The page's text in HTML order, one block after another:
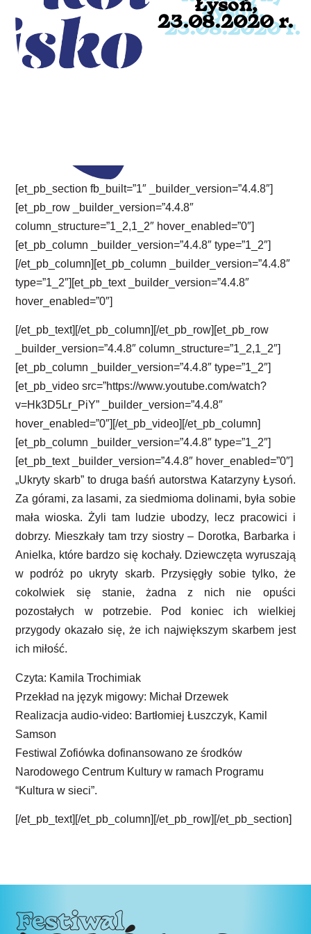
Łysoń,
23.08.2020 r.
[et_pb_section fb_built=”1″ _builder_version=”4.4.8″]
[et_pb_row _builder_version=”4.4.8″
column_structure=”1_2,1_2″ hover_enabled=”0″]
[et_pb_column _builder_version=”4.4.8″ type=”1_2″]
[/et_pb_column][et_pb_column _builder_version=”4.4.8″
type=”1_2″][et_pb_text _builder_version=”4.4.8″
hover_enabled=”0″]
[/et_pb_text][/et_pb_column][/et_pb_row][et_pb_row
_builder_version=”4.4.8″ column_structure=”1_2,1_2″]
[et_pb_column _builder_version=”4.4.8″ type=”1_2″]
[et_pb_video src=”https://www.youtube.com/watch?
v=Hk3D5Lr_PiY” _builder_version=”4.4.8″
hover_enabled=”0″][/et_pb_video][/et_pb_column]
[et_pb_column _builder_version=”4.4.8″ type=”1_2″]
[et_pb_text _builder_version=”4.4.8″ hover_enabled=”0″]
„Ukryty skarb” to druga baśń autorstwa Katarzyny Łysoń.
Za górami, za lasami, za siedmioma dolinami, była sobie
mała wioska. Żyli tam ludzie ubodzy, lecz pracowici i
dobrzy. Mieszkały tam trzy siostry – Dorotka, Barbarka i
Anielka, które bardzo się kochały. Dziewczęta wyruszają
w podróż po ukryty skarb. Przysięgły sobie tylko, że
cokolwiek się stanie, żadna z nich nie opuści
pozostałych w potrzebie. Pod koniec ich wielkiej
przygody okazało się, że ich największym skarbem jest
ich miłość.
Czyta: Kamila Trochimiak
Przekład na język migowy: Michał Drzewek
Realizacja audio-video: Bartłomiej Łuszczyk, Kamil
Samson
Festiwal Zofiówka dofinansowano ze środków
Narodowego Centrum Kultury w ramach Programu
“Kultura w sieci”.
[/et_pb_text][/et_pb_column][/et_pb_row][/et_pb_section]
Festiwal